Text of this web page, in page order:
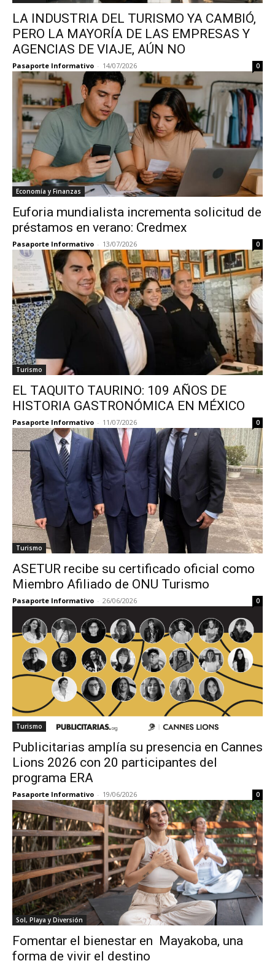
LA INDUSTRIA DEL TURISMO YA CAMBIÓ,
PERO LA MAYORÍA DE LAS EMPRESAS Y
AGENCIAS DE VIAJE, AÚN NO
Pasaporte Informativo - 14/07/2026 0
Economía y Finanzas
Euforia mundialista incrementa solicitud de
préstamos en verano: Credmex
Pasaporte Informativo - 13/07/2026 0
Turismo
EL TAQUITO TAURINO: 109 AÑOS DE
HISTORIA GASTRONÓMICA EN MÉXICO
Pasaporte Informativo - 11/07/2026 0
Turismo
ASETUR recibe su certificado oficial como
Miembro Afiliado de ONU Turismo
Pasaporte Informativo - 26/06/2026 0
Turismo
Publicitarias amplía su presencia en Cannes
Lions 2026 con 20 participantes del
programa ERA
Pasaporte Informativo - 19/06/2026 0
Sol, Playa y Diversión
Fomentar el bienestar en Mayakoba, una
forma de vivir el destino